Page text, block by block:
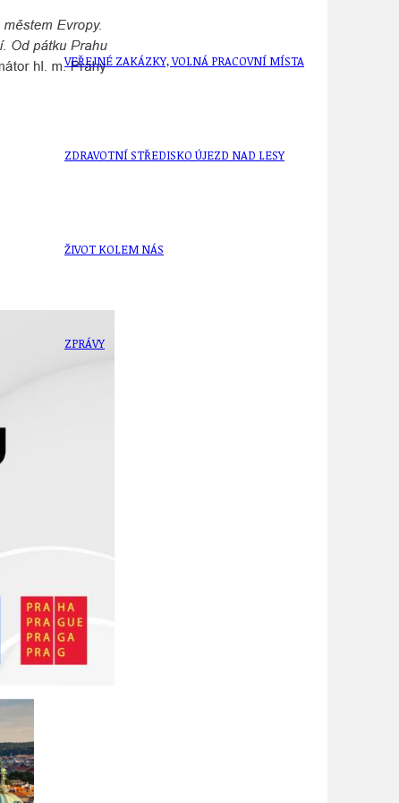
VEŘEJNÉ ZAKÁZKY, VOLNÁ PRACOVNÍ MÍSTA
ZDRAVOTNÍ STŘEDISKO ÚJEZD NAD LESY
ŽIVOT KOLEM NÁS
ZPRÁVY